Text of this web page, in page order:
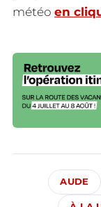
météo en
AUDE